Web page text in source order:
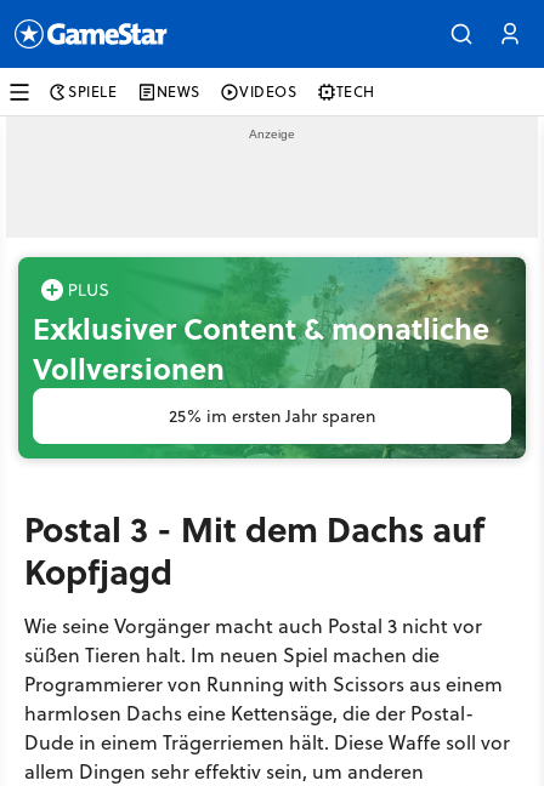
SPIELE NEWS VIDEOS TECH
Exklusiver Content & monatliche
Vollversionen
25% im ersten Jahr sparen
Postal 3 - Mit dem Dachs auf
Kopfjagd
Wie seine Vorgänger macht auch Postal 3 nicht vor
süßen Tieren halt. Im neuen Spiel machen die
Programmierer von Running with Scissors aus einem
harmlosen Dachs eine Kettensäge, die der Postal-
Dude in einem Trägerriemen hält. Diese Waffe soll vor
allem Dingen sehr effektiv sein, um anderen